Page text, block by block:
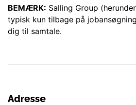
BEMÆRK: Salling Group (herunder
typisk kun tilbage på
dig til samtale.
Adresse